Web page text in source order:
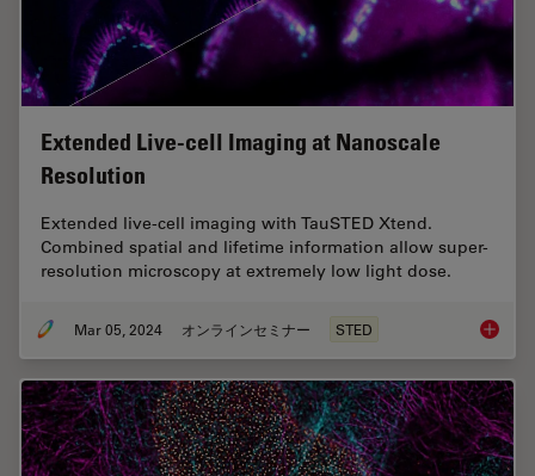
Extended Live-cell Imaging at Nanoscale
Resolution
Extended live-cell imaging with TauSTED Xtend.
Combined spatial and lifetime information allow super-
resolution microscopy at extremely low light dose.
Mar 05, 2024 オンラインセミナー STED